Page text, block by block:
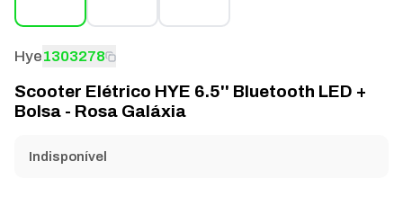
Hye1303278
Scooter Elétrico HYE 6.5'' Bluetooth LED +
Bolsa - Rosa Galáxia
Indisponível